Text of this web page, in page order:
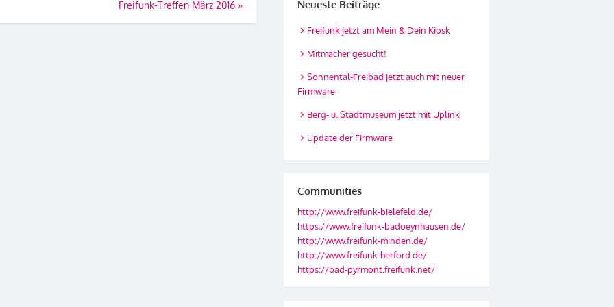
Freifunk-Treffen März 2016 » Neueste Beiträge
Freifunk jetzt am Mein & Dein Kiosk
Mitmacher gesucht!
Sonnental-Freibad jetzt auch mit neuer
Firmware
Berg- u. Stadtmuseum jetzt mit Uplink
Update der Firmware
Communities
http://www.freifunk-bielefeld.de/
https://www.freifunk-badoeynhausen.de/
http://www.freifunk-minden.de/
http://www.freifunk-herford.de/
https://bad-pyrmont.freifunk.net/